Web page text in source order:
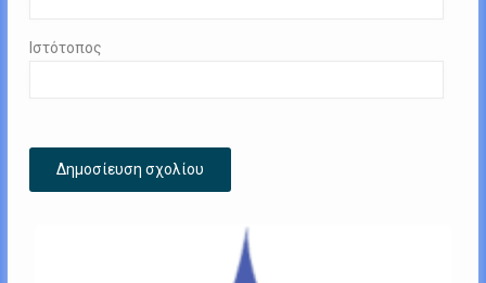
Ιστότοπος